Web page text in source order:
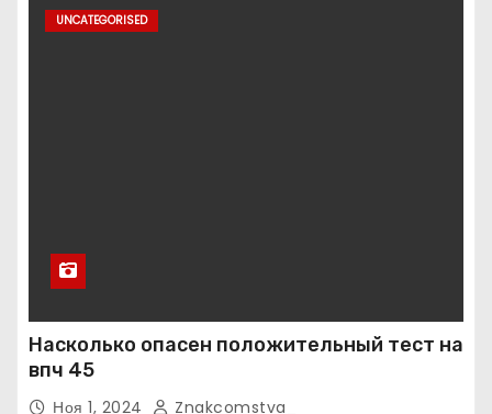
UNCATEGORISED
Насколько опасен положительный тест на
впч 45
Ноя 1, 2024 Znakcomstva_